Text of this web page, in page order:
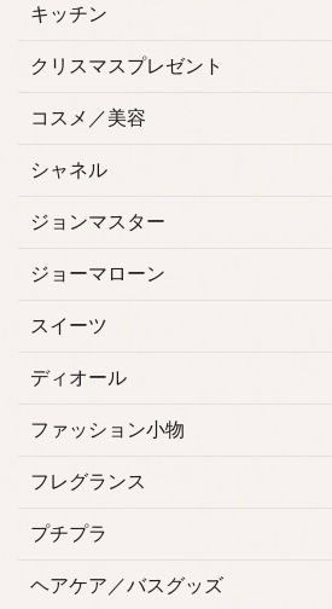
キッチン
クリスマスプレゼント
コスメ／美容
シャネル
ジョンマスター
ジョーマローン
スイーツ
ディオール
ファッション小物
フレグランス
プチプラ
ヘアケア／バスグッズ